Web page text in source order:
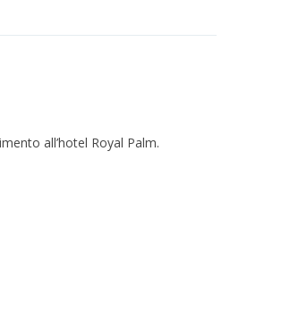
all’hotel Royal Palm.